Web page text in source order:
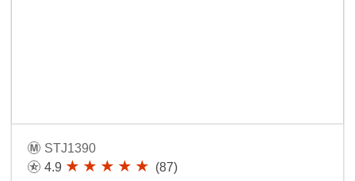
STJ1390
4.9
(87)